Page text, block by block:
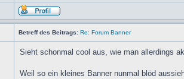
Betreff des Beitrags: Re: Forum Banner
Sieht schonmal cool aus, wie man allerdings
Weil so ein kleines Banner nunmal blöd